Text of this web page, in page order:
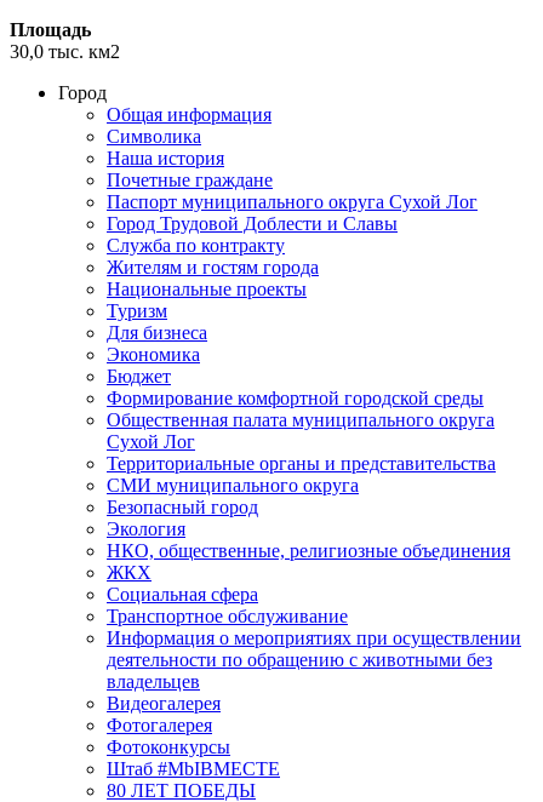
Площадь
30,0 тыс. км2
Город
Общая информация
Символика
Наша история
Почетные граждане
Паспорт муниципального округа Сухой Лог
Город Трудовой Доблести и Славы
Служба по контракту
Жителям и гостям города
Национальные проекты
Туризм
Для бизнеса
Экономика
Бюджет
Формирование комфортной городской среды
Общественная палата муниципального округа
Сухой Лог
Территориальные органы и представительства
СМИ муниципального округа
Безопасный город
Экология
НКО, общественные, религиозные объединения
ЖКХ
Социальная сфера
Транспортное обслуживание
Информация о мероприятиях при осуществлении
деятельности по обращению с животными без
владельцев
Видеогалерея
Фотогалерея
Фотоконкурсы
Штаб #MbIBMECTE
80 ЛЕТ ПОБЕДЫ